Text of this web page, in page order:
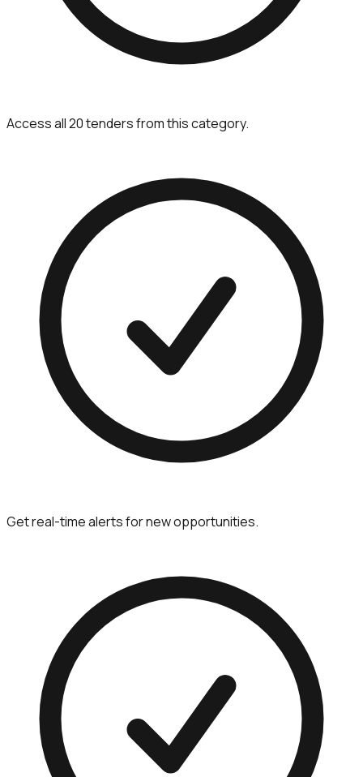
Access all 20 tenders from this category.
Get real-time alerts for new opportunities.